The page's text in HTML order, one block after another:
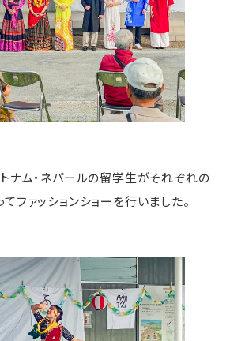
ナム・ネパールの留学生がそれぞれの
ファッションショーを行いました。